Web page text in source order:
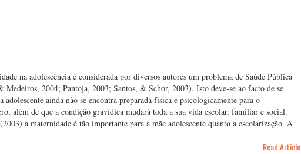
na adolescência é considerada por diversos autores um problema de Saúde Pública
2004; Pantoja, 2003; Santos, & Schor, 2003). Isto deve-se ao facto de se
ainda não se encontra preparada física e psicologicamente para o
além de que a condição gravídica mudará toda a sua vida escolar, familiar e social.
a maternidade é tão importante para a mãe adolescente quanto a escolarização. A
Read Article